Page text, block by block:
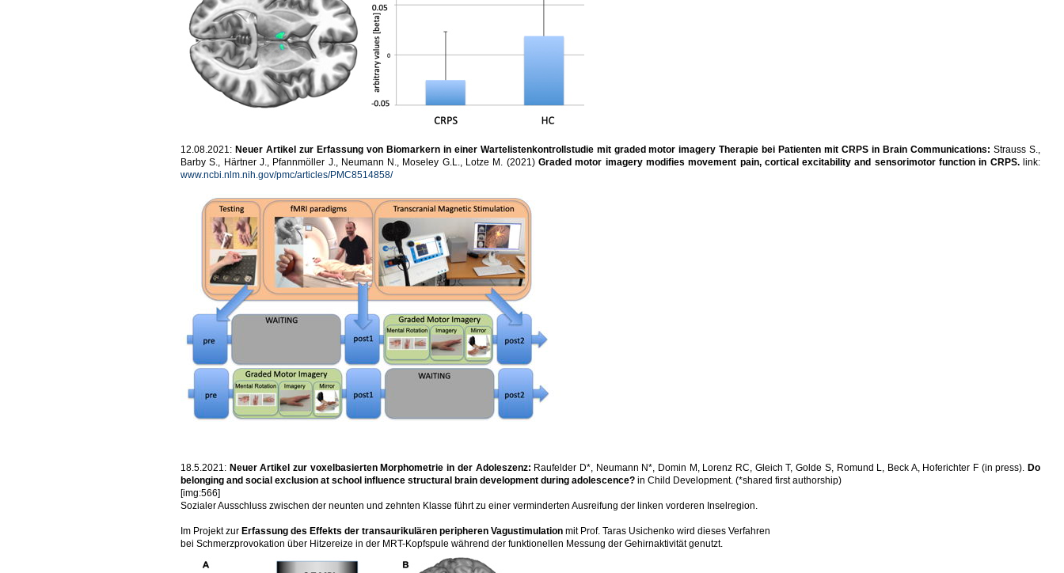
12.08.2021: Neuer Artikel zur Erfassung von Biomarkern in einer Wartelistenkontrollstudie mit graded motor imagery Therapie bei Patienten mit CRPS in Brain Communications:Strauss S.,
Barby S., Härtner J., Pfannmöller J., Neumann N., Moseley G.L., Lotze M. (2021) Graded motor imagery modifies movement pain, cortical excitability and sensorimotor function in CRPS. link:
www.ncbi.nlm.nih.gov/pmc/articles/PMC8514858/
18.5.2021: Neuer Artikel zur voxelbasierten Morphometrie in der Adoleszenz: Raufelder D*, Neumann N*, Domin M, Lorenz RC, Gleich T, Golde S, Romund L, Beck A, Hoferichter F (in press). Do
belonging and social exclusion at school influence structural brain development during adolescence? in Child Development. (*shared first authorship)
[img:566]
Sozialer Ausschluss zwischen der neunten und zehnten Klasse führt zu einer verminderten Ausreifung der linken vorderen Inselregion.
Im Projekt zur Erfassung des Effekts der transaurikulären peripheren Vagustimulation mit Prof. Taras Usichenko wird dieses Verfahren
bei Schmerzprovokation über Hitzereize in der MRT-Kopfspule während der funktionellen Messung der Gehirnaktivität genutzt.